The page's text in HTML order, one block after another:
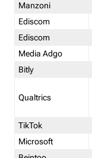
Manzoni
Ediscom
Ediscom
Media Adgo
Bitly
Qualtrics
TikTok
Microsoft